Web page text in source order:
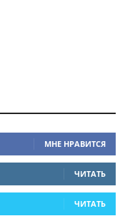
МНЕ НРАВИТСЯ
ЧИТАТЬ
ЧИТАТЬ